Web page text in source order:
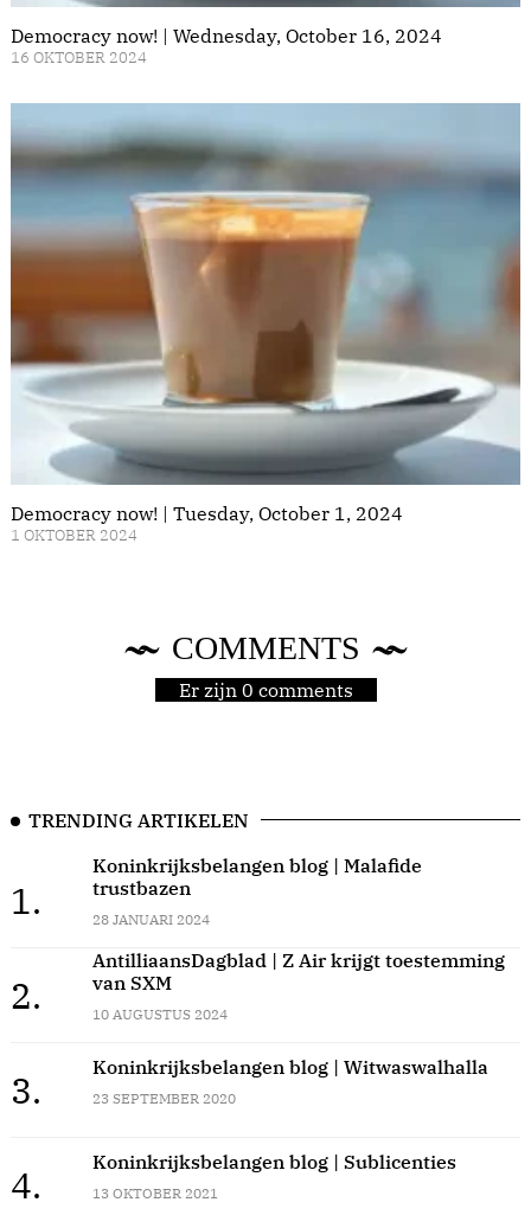
Democracy now! | Wednesday, October 16, 2024
16 OKTOBER 2024
Democracy now! | Tuesday, October 1, 2024
1 OKTOBER 2024
COMMENTS
Er zijn 0 comments
TRENDING ARTIKELEN
1.
Koninkrijksbelangen blog | Malafide
trustbazen
28 JANUARI 2024
2.
AntilliaansDagblad | Z Air krijgt toestemming
van SXM
10 AUGUSTUS 2024
3.
Koninkrijksbelangen blog | Witwaswalhalla
23 SEPTEMBER 2020
4.
Koninkrijksbelangen blog | Sublicenties
13 OKTOBER 2021